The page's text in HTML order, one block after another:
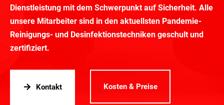
Dienstleistung mit dem Schwerpunkt auf Sicherheit. Alle
unsere Mitarbeiter sind in den aktuellsten Pandemie-
Reinigungs- und Desinfektionstechniken geschult und
zertifiziert.
Kontakt Kosten & Preise